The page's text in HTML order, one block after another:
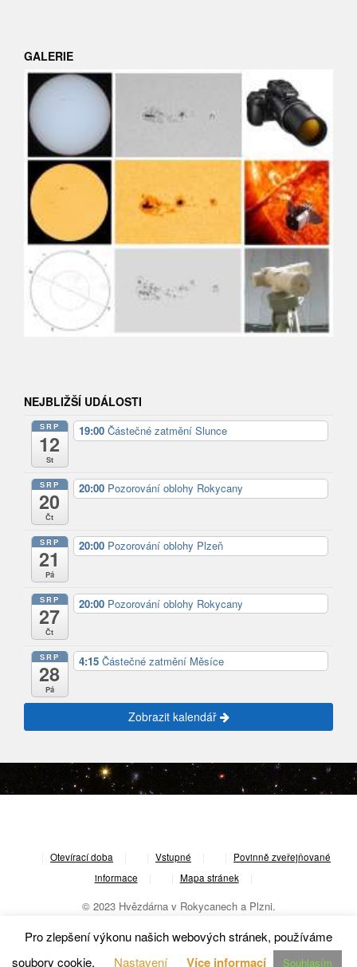
GALERIE
NEJBLIŽŠÍ UDÁLOSTI
SRP
12
St
19:00 Částečné zatmění Slunce
SRP
20
Čt
20:00 Pozorování oblohy Rokycany
SRP
21
Pá
20:00 Pozorování oblohy Plzeň
SRP
27
Čt
20:00 Pozorování oblohy Rokycany
SRP
28
Pá
4:15 Částečné zatmění Měsíce
Zobrazit kalendář
Otevírací doba Vstupné
Povinně zveřejňované
informace
Mapa stránek
© 2023 Hvězdárna v Rokycanech a Plzni.
Pro zlepšení výkonu našich webových stránek, používáme
soubory cookie.
Nastavení Více informací Souhlasím